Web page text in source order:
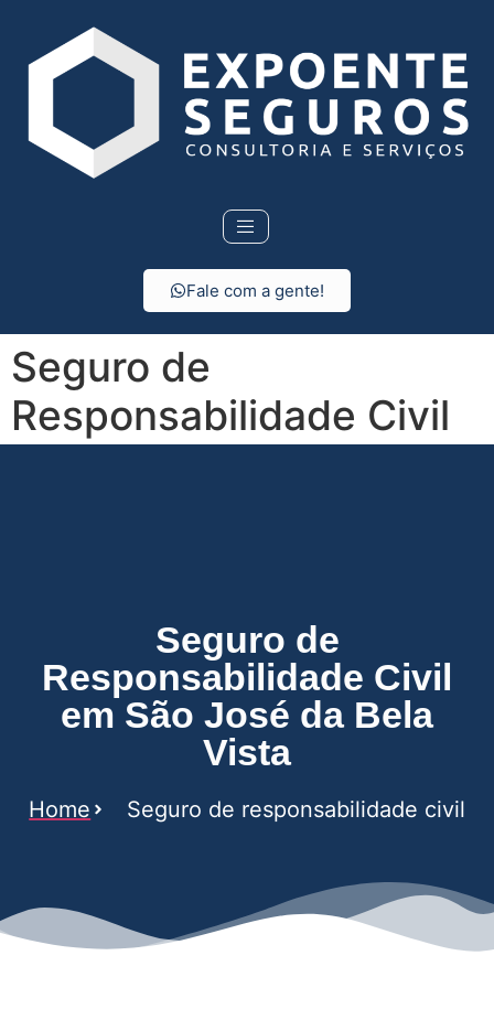
Fale com a gente!
Seguro de
Responsabilidade Civil
Seguro de
Responsabilidade Civil
em São José da Bela
Vista
Home Seguro de responsabilidade civil